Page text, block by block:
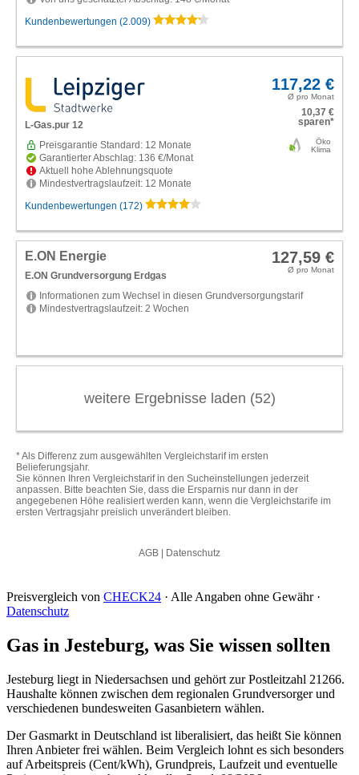
Preisvergleich von CHECK24 · Alle Angaben ohne Gewähr ·
Datenschutz
Gas in Jesteburg, was Sie wissen sollten
Jesteburg liegt in Niedersachsen und gehört zur Postleitzahl 21266.
Haushalte können zwischen dem regionalen Grundversorger und
verschiedenen bundesweiten Gasanbietern wählen.
Der Gasmarkt in Deutschland ist liberalisiert, das heißt Sie können
Ihren Anbieter frei wählen. Beim Vergleich lohnt es sich besonders
auf Arbeitspreis (Cent/kWh), Grundpreis, Laufzeit und eventuelle